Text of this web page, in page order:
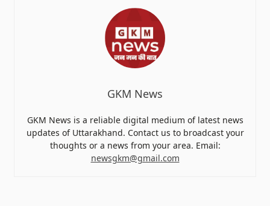
GKM News
GKM News is a reliable digital medium of latest news
updates of Uttarakhand. Contact us to broadcast your
thoughts or a news from your area. Email:
newsgkm@gmail.com